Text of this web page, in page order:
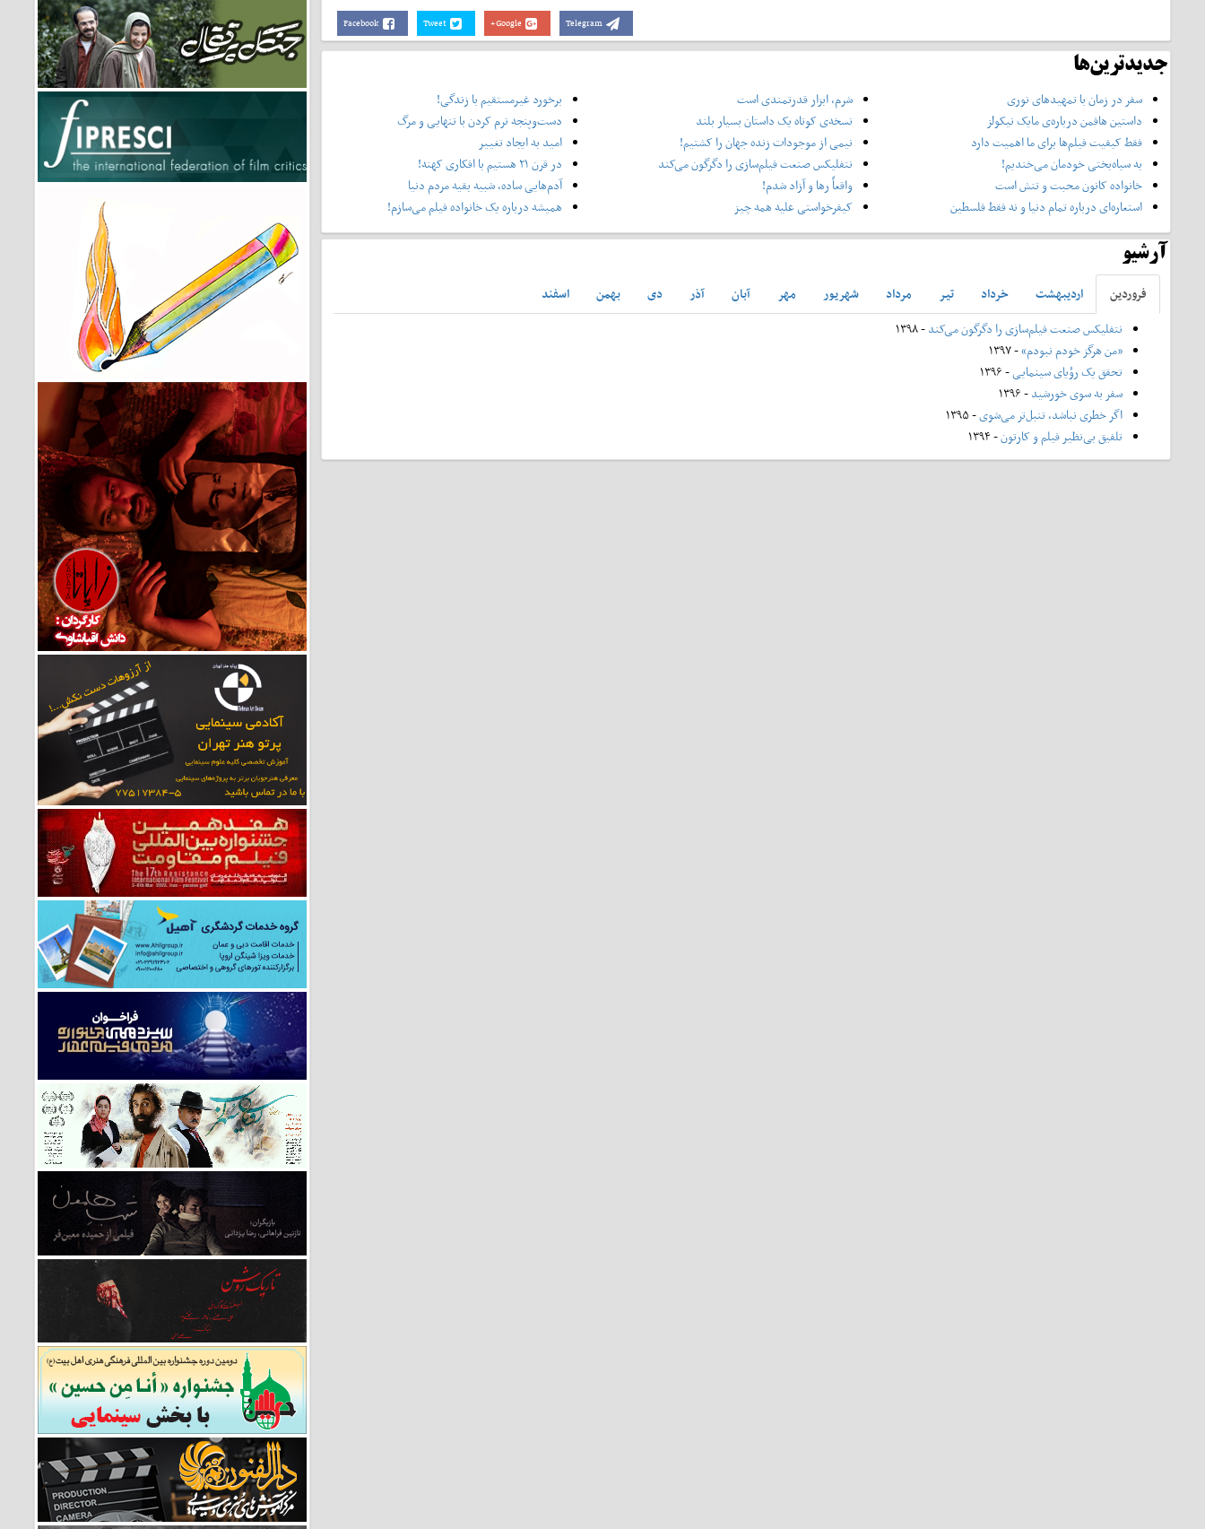
Facebook Tweet Google+ Telegram
جدیدترین‌ها
سفر در زمان با تمهیدهای نوری
داستین هافمن درباره‌ی مایک نیکولز
فقط کیفیت فیلم‌ها برای ما اهمیت دارد
به سیاه‌بختی خودمان می‌خندیم!
خانواده کانون محبت و تنش است
استعاره‌ای درباره تمام دنیا و نه فقط فلسطین
شرم، ابزار قدرتمندی است
نسخه‌ی کوتاه یک داستان بسیار بلند
نیمی از موجودات زنده جهان را کشتیم!
نتفلیکس صنعت فیلم‌سازی را دگرگون می‌کند
واقعاً رها و آزاد شدم!
کیفرخواستی علیه همه چیز
برخورد غیرمستقیم با زندگی!
دست‌وپنجه نرم کردن با تنهایی و مرگ
امید به ایجاد تغییر
در قرن ۲۱ هستیم با افکاری کهنه!
آدم‌هایی ساده، شبیه بقیه مردم دنیا
همیشه درباره یک خانواده فیلم می‌سازم!
آرشیو
فروردين ارديبهشت خرداد تير مرداد شهريور مهر آبان آذر دی بهمن
اسفند
نتفلیکس صنعت فیلم‌سازی را دگرگون می‌کند- ۱۳۹۸
«من هرگز خودم نبودم»- ۱۳۹۷
تحقق یک رؤیای سینمایی- ۱۳۹۶
سفر به سوی خورشید- ۱۳۹۶
اگر خطری نباشد، تنبل‌تر می‌شوی- ۱۳۹۵
تلفیق بی‌نظیر فیلم و کارتون- ۱۳۹۴